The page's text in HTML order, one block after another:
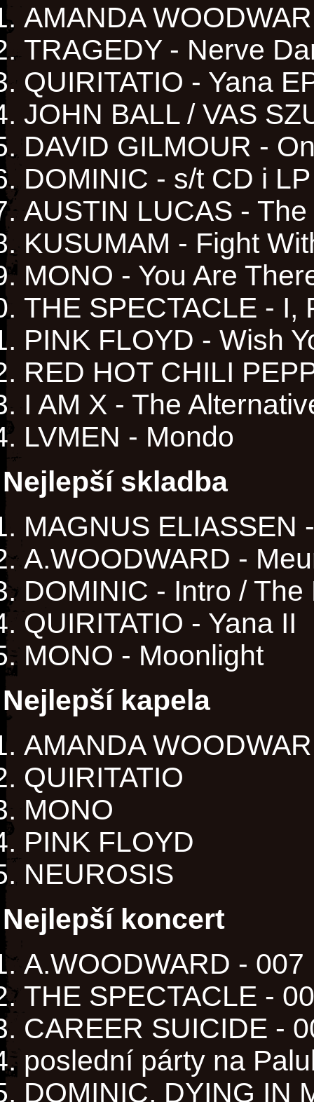
AMANDA
TRAGEDY - Nerve
QUIRITATIO - Yana
JOHN BALL / VAS
DAVID GILMOUR -
DOMINIC - s/t CD i LP
AUSTIN LUCAS -
KUSUMAM - Fight
MONO - You Are
THE SPECTACLE - I,
PINK FLOYD - Wish
RED HOT CHILI
I AM X - The
LVMEN - Mondo
Nejlepší skladba
MAGNUS ELIASSEN
A.WOODWARD -
DOMINIC - Intro / The
QUIRITATIO - Yana II
MONO - Moonlight
Nejlepší kapela
AMANDA
QUIRITATIO
MONO
PINK FLOYD
NEUROSIS
Nejlepší koncert
A.WOODWARD - 007
THE SPECTACLE -
CAREER SUICIDE -
poslední párty na
DOMINIC, DYING IN